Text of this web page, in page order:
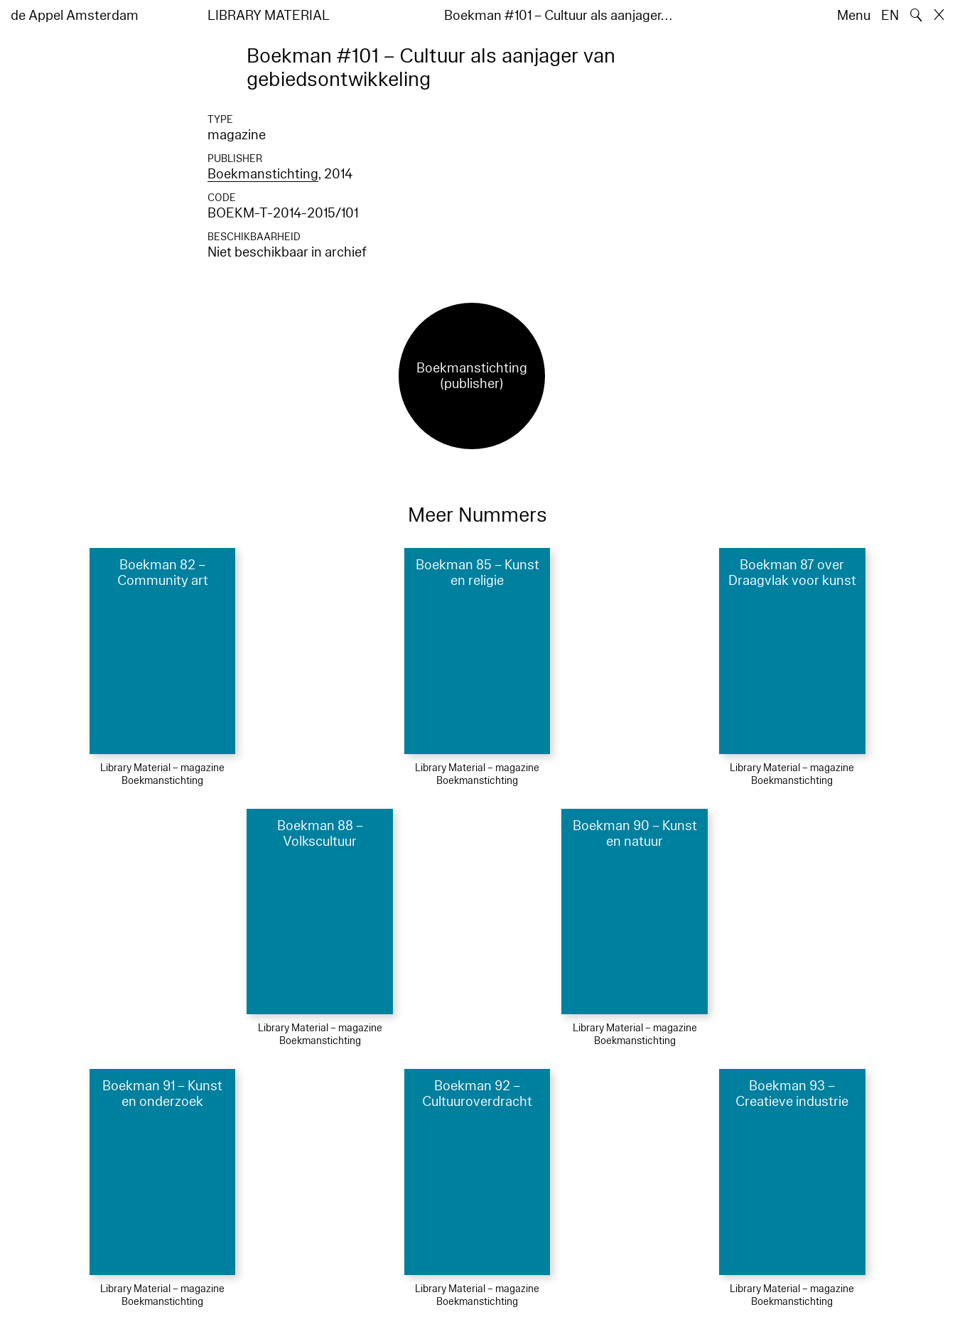
de Appel Amsterdam LIBRARY MATERIAL Boekman #101 – Cultuur als aanjager… Menu EN 🔍
Boekman #101 – Cultuur als aanjager van
gebiedsontwikkeling
TYPE
magazine
PUBLISHER
Boekmanstichting, 2014
CODE
BOEKM-T-2014-2015/101
BESCHIKBAARHEID
Niet beschikbaar in archief
Boekmanstichting
(publisher)
Meer Nummers
Boekman 82 –
Community art
Library Material – magazine
Boekmanstichting
Boekman 85 – Kunst
en religie
Library Material – magazine
Boekmanstichting
Boekman 87 over
Draagvlak voor kunst
Library Material – magazine
Boekmanstichting
Boekman 88 –
Volkscultuur
Library Material – magazine
Boekmanstichting
Boekman 90 – Kunst
en natuur
Library Material – magazine
Boekmanstichting
Boekman 91 – Kunst
en onderzoek
Library Material – magazine
Boekmanstichting
Boekman 92 –
Cultuuroverdracht
Library Material – magazine
Boekmanstichting
Boekman 93 –
Creatieve industrie
Library Material – magazine
Boekmanstichting